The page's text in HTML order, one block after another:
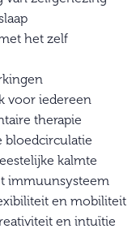
het zelf
voor iedereen
therapie
bloedcirculatie
kalmte
immuunsysteem
en mobiliteit
en intuïtie